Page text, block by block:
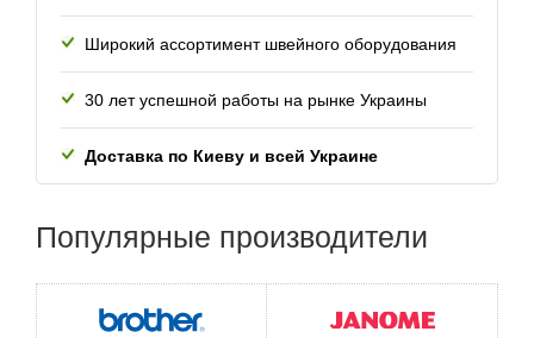
Широкий ассортимент швейного оборудования
30 лет успешной работы на рынке Украины
Доставка по Киеву и всей Украине
Популярные производители